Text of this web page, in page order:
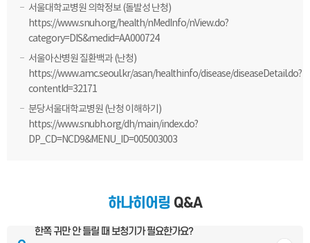
서울대학교병원 의학정보 (돌발성 난청)
https://www.snuh.org/health/nMedInfo/nView.do?
category=DIS&medid=AA000724
서울아산병원 질환백과 (난청)
https://www.amc.seoul.kr/asan/healthinfo/disease/diseaseDetail.do?
contentId=32171
분당서울대학교병원 (난청 이해하기)
https://www.snubh.org/dh/main/index.do?
DP_CD=NCD9&MENU_ID=005003003
하나히어링 Q&A
한쪽 귀만 안 들릴 때 보청기가 필요한가요?